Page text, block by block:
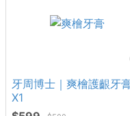
牙周博士｜爽檜護齦牙
X1